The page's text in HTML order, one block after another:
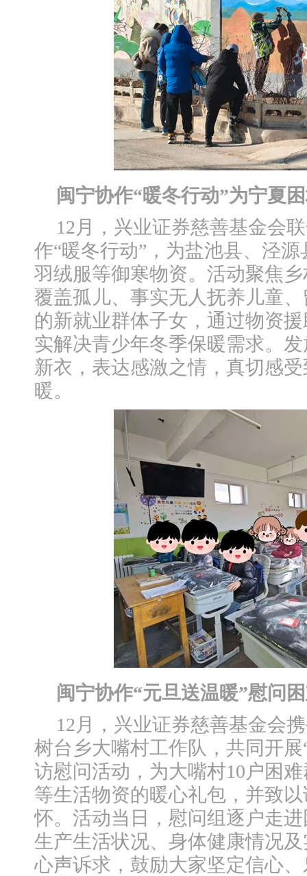
闽宁协作“暖冬行动”为宁夏
12月，兴业证券慈善基金会
作“暖冬行动”，为盐池县、泾
羽绒服等御寒物资。活动聚焦
覆盖孤儿、事实无人抚养儿童
的新就业群体子女，通过物资
实解决青少年冬季保暖需求。
新衣，表达感激之情，真切感
暖。
闽宁协作“元旦送温暖”慰问
12月，兴业证券慈善基金会
树台乡大嘴村工作队，共同开
访慰问活动，为大嘴村10户困
等生活物资的暖心礼包，并致
怀。活动当日，慰问组逐户走
生产生活状况、身体健康情况
心声诉求，鼓励大家坚定信心